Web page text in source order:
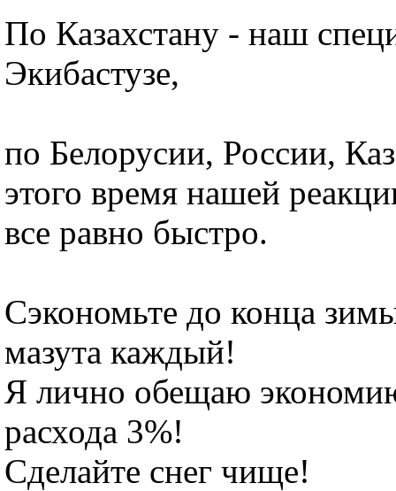
По Казахстану - наш
Экибастузе,
по Белорусии, России,
этого время нашей
все равно быстро.
Сэкономьте до конца
мазута каждый!
Я лично обещаю
расхода 3%!
Сделайте снег чище!